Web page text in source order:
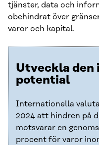
tjänster, data och
obehindrat över
varor och kapital.
Utveckla den
potential
Internationella
2024 att hindren på
motsvarar en
procent för varor